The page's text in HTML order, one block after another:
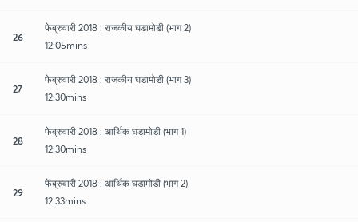
26
फेब्रुवारी 2018 : राजकीय घडामोडी (भाग 2)
12:05mins
27
फेब्रुवारी 2018 : राजकीय घडामोडी (भाग 3)
12:30mins
28
फेब्रुवारी 2018 : आर्थिक घडामोडी (भाग 1)
12:30mins
29
फेब्रुवारी 2018 : आर्थिक घडामोडी (भाग 2)
12:33mins